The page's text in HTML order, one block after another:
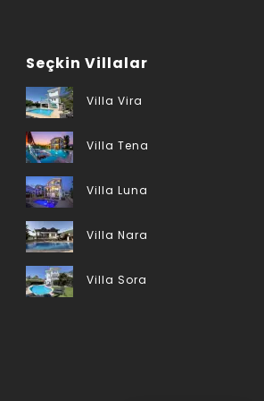
Seçkin Villalar
Villa Vira
Villa Tena
Villa Luna
Villa Nara
Villa Sora